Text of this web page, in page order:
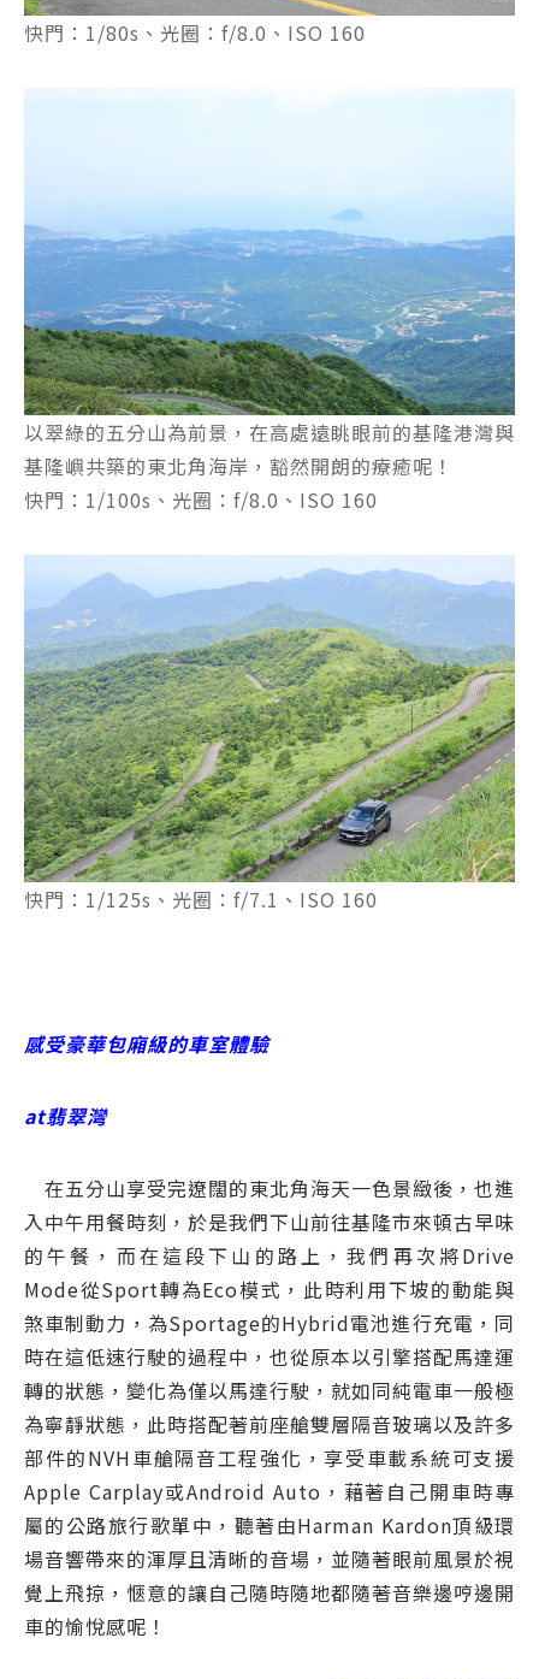
快門：1/80s、光圈：f/8.0、ISO 160
以翠綠的五分山為前景，在高處遠眺眼前的基隆港灣與
基隆嶼共築的東北角海岸，豁然開朗的療癒呢！
快門：1/100s、光圈：f/8.0、ISO 160
快門：1/125s、光圈：f/7.1、ISO 160
感受豪華包廂級的車室體驗
at翡翠灣
在五分山享受完遼闊的東北角海天一色景緻後，也進
入中午用餐時刻，於是我們下山前往基隆市來頓古早味
的午餐，而在這段下山的路上，我們再次將Drive
Mode從Sport轉為Eco模式，此時利用下坡的動能與
煞車制動力，為Sportage的Hybrid電池進行充電，同
時在這低速行駛的過程中，也從原本以引擎搭配馬達運
轉的狀態，變化為僅以馬達行駛，就如同純電車一般極
為寧靜狀態，此時搭配著前座艙雙層隔音玻璃以及許多
部件的NVH車艙隔音工程強化，享受車載系統可支援
Apple Carplay或Android Auto，藉著自己開車時專
屬的公路旅行歌單中，聽著由Harman Kardon頂級環
場音響帶來的渾厚且清晰的音場，並隨著眼前風景於視
覺上飛掠，愜意的讓自己隨時隨地都隨著音樂邊哼邊開
車的愉悅感呢！